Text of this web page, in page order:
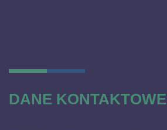
DANE KONTAKTOWE